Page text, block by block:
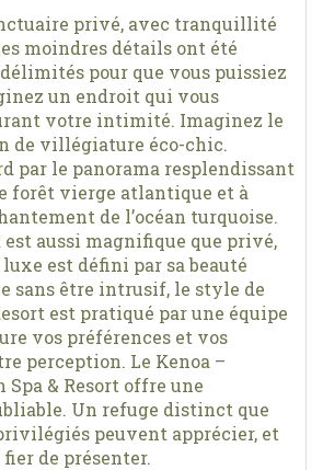
privé, avec tranquillité
moindres détails ont été
pour que vous puissiez
un endroit qui vous
votre intimité. Imaginez le
de villégiature éco-chic.
par le panorama resplendissant
forêt vierge atlantique et à
de l’océan turquoise.
est aussi magnifique que privé,
est défini par sa beauté
sans être intrusif, le style de
est pratiqué par une équipe
vos préférences et vos
perception. Le Kenoa –
Spa & Resort offre une
Un refuge distinct que
peuvent apprécier, et
de présenter.